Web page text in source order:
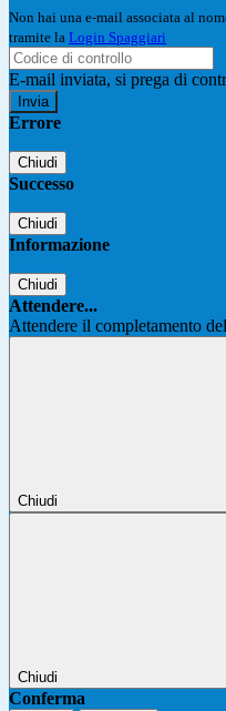
Non hai una e-mail associata al
tramite la Login Spaggiari
E-mail inviata, si prega di
Errore
Chiudi
Successo
Chiudi
Informazione
Chiudi
Attendere...
Attendere il completamento
Chiudi
Chiudi
Conferma